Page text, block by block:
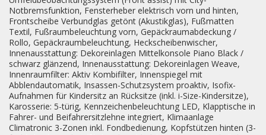
Notbremsfunktion, Fensterheber elektrisch vorn und hinten,
Frontscheibe Verbundglas getönt (Akustikglas), Fußmatten
Textil, Fußraumbeleuchtung vorn, Gepäckraumabdeckung /
Rollo, Gepäckraumbeleuchtung, Heckscheibenwischer,
Innenausstattung: Dekoreinlagen Mittelkonsole Piano Black /
schwarz glänzend, Innenausstattung: Dekoreinlagen Weave,
Innenraumfilter: Aktiv Kombifilter, Innenspiegel mit
Abblendautomatik, Insassen-Schutzsystem proaktiv, Isofix-
Aufnahmen für Kindersitz an Rücksitze (inkl. i-Size-Kindersitze),
Karosserie: 5-türig, Kennzeichenbeleuchtung LED, Klapptische in
Fahrer- und Beifahrersitzlehne integriert, Klimaanlage
Climatronic 3-Zonen inkl. Fondbedienung, Kopfstützen hinten (3-